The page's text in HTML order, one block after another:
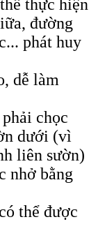
thực hiện
đường
phát huy
dễ làm
chọc
dưới (vì
liên sườn)
nhở bằng
thể được